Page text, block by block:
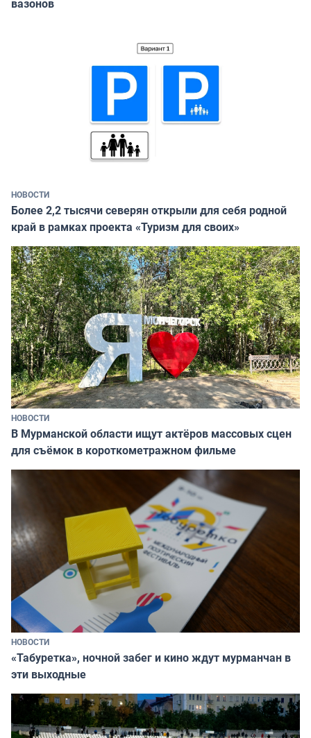
вазонов
НОВОСТИ
Более 2,2 тысячи северян открыли для себя родной
край в рамках проекта «Туризм для своих»
НОВОСТИ
В Мурманской области ищут актёров массовых сцен
для съёмок в короткометражном фильме
НОВОСТИ
«Табуретка», ночной забег и кино ждут мурманчан в
эти выходные